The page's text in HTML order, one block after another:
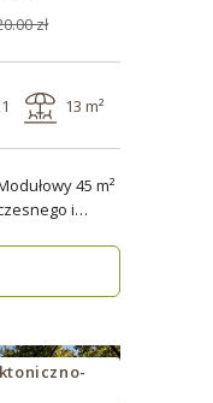
zł
13 m²
45 m²